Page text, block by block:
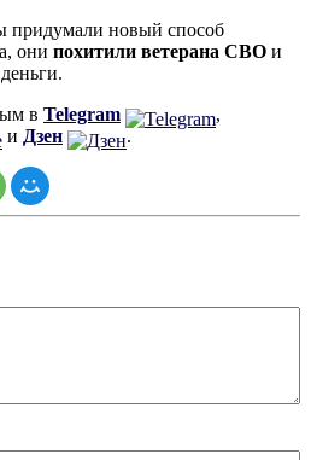
придумали новый способ
они похитили ветерана СВО и
в Telegram
,
и Дзен .